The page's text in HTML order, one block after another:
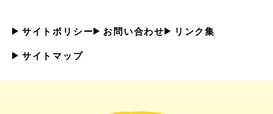
サイトポリシー お問い合わせ リンク集
サイトマップ